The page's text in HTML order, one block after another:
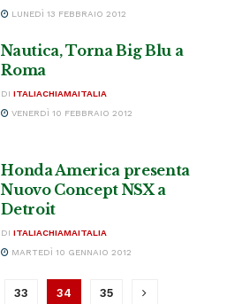
LUNEDÌ 13 FEBBRAIO 2012
Nautica, Torna Big Blu a
Roma
DI ITALIACHIAMAITALIA
VENERDÌ 10 FEBBRAIO 2012
Honda America presenta
Nuovo Concept NSX a
Detroit
DI ITALIACHIAMAITALIA
MARTEDÌ 10 GENNAIO 2012
33 34 35